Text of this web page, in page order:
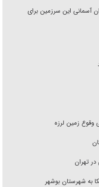
آسمانی این سرزمین برای
زمین لرزه
در تهران
به شهرستان بوشهر